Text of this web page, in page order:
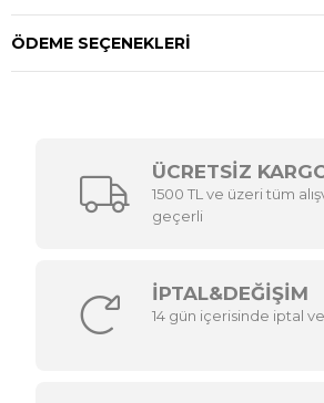
ÖDEME SEÇENEKLERI
ÜCRETSİZ
1500 TL ve üzeri tüm
geçerli
İPTAL&DEĞİŞİM
14 gün içerisinde iptal